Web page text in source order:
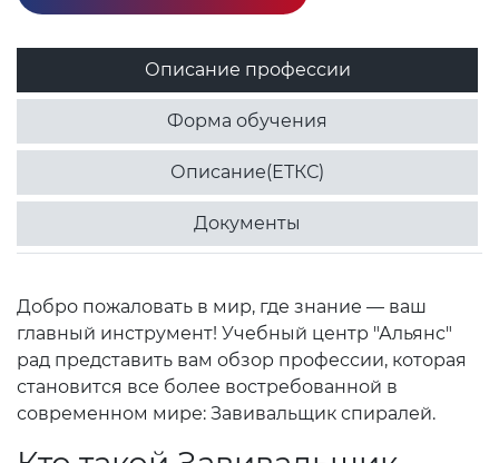
Описание профессии
Форма обучения
Описание(ЕТКС)
Документы
Добро пожаловать в мир, где знание — ваш
главный инструмент! Учебный центр "Альянс"
рад представить вам обзор профессии, которая
становится все более востребованной в
современном мире: Завивальщик спиралей.